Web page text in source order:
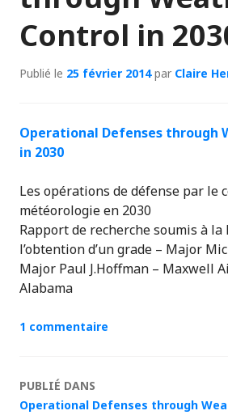
Control in
Publié le 25 février 2014par Claire
Operational Defenses through
in 2030
Les opérations de défense par le
météorologie en 2030
Rapport de recherche soumis à la
l’obtention d’un grade – Major
Major Paul J.Hoffman – Maxwell
Alabama
1 commentaire
Navigation
PUBLIÉ DANS
Operational Defenses through